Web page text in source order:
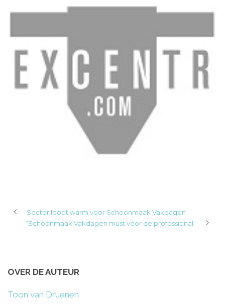
Sector loopt warm voor Schoonmaak Vakdagen
“Schoonmaak Vakdagen must voor de professional”
OVER DE AUTEUR
Toon van Druenen